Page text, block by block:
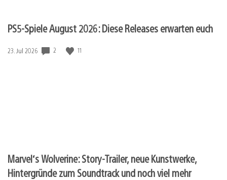
PS5-Spiele August 2026: Diese Releases erwarten euch
Veröffentlichungsdatum:
23. Jul 2026 2 11
Marvel‘s Wolverine: Story-Trailer, neue Kunstwerke,
Hintergründe zum Soundtrack und noch viel mehr